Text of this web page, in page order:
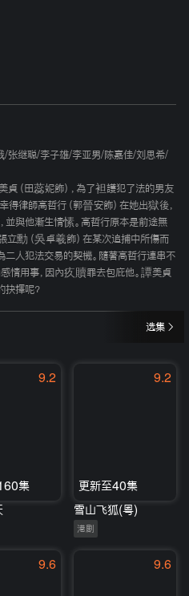
/张继聪/李子雄/李亚男/陈嘉佳/刘思希/
貞（田蕊妮飾），為了袒護犯了法的男友
得律師高哲行（郭晉安飾）在她出獄後，
並與他漸生情愫。高哲行原本是前途無
立勳（吳卓羲飾）在某次追捕中所傷而
二人犯法交易的契機。隨著高哲行連串不
情用事，因內疚贖罪去包庇他。譚美貞
抉擇呢？
选集
9.2
集
9.2
更新至40集
雪山飞狐(粤)
港剧
9.6 9.6